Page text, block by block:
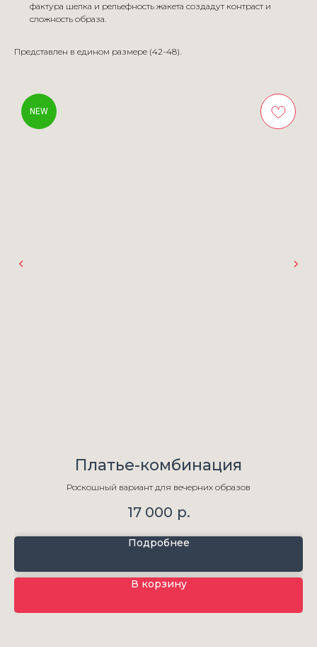
фактура шелка и рельефность жакета создадут контраст и
сложность образа.
Представлен в едином размере (42-48).
NEW
Платье-комбинация
Роскошный вариант для вечерних образов
17 000 р.
Подробнее
В корзину